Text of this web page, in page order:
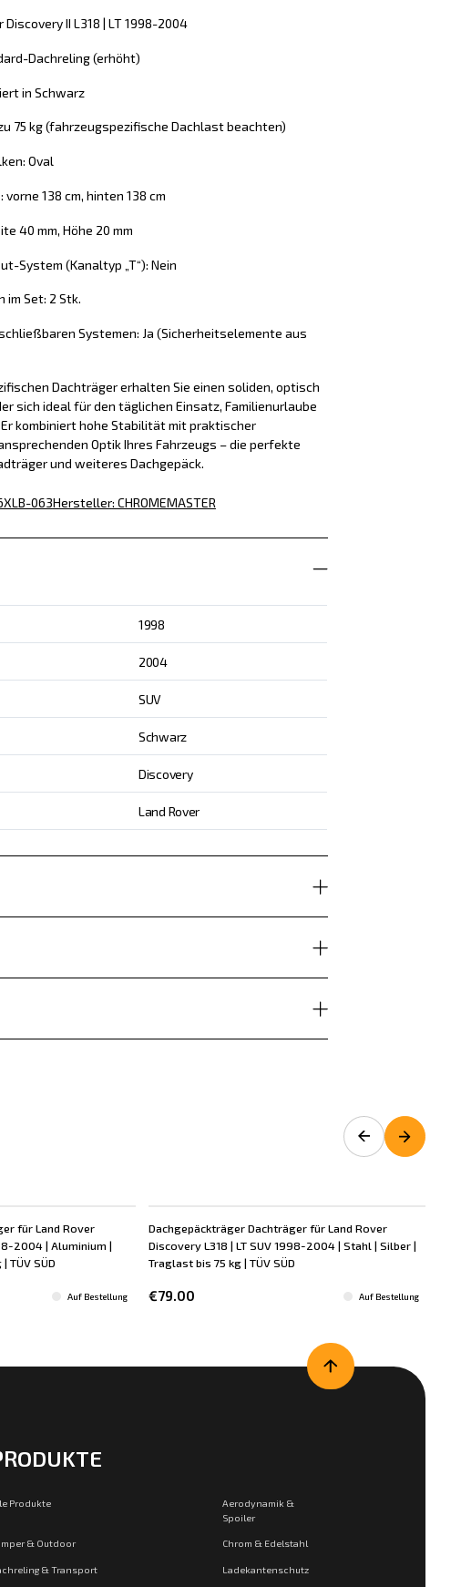
Discovery II L318 | LT 1998-2004
Dachreling (erhöht)
in Schwarz
75 kg (fahrzeugspezifische Dachlast beachten)
Oval
138 cm, hinten 138 cm
40 mm, Höhe 20 mm
System (Kanaltyp „T“): Nein
im Set: 2 Stk.
Systemen: Ja (Sicherheitselemente aus
Dachträger erhalten Sie einen soliden, optisch
sich ideal für den täglichen Einsatz, Familienurlaube
kombiniert hohe Stabilität mit praktischer
Optik Ihres Fahrzeugs – die perfekte
und weiteres Dachgepäck.
063Hersteller: CHROMEMASTER
1998
2004
SUV
Schwarz
Discovery
Land Rover
für Land Rover
2004 | Aluminium |
TÜV SÜD
Auf Bestellung
Dachgepäckträger Dachträger für Land Rover
Discovery L318 | LT SUV 1998-2004 | Stahl | Silber |
Traglast bis 75 kg | TÜV SÜD
€79.00 Auf Bestellung
Produkte
Aerodynamik &
Spoiler
& Outdoor Chrom & Edelstahl
& Transport Ladekantenschutz